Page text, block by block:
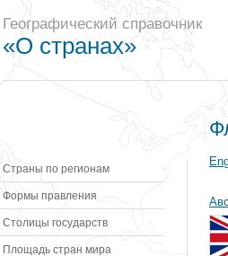
Географический справочник
«О странах»
Страны по регионам
Формы правления
Столицы государств
Площадь стран мира